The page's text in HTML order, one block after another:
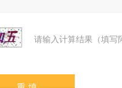
请输入计算结果（填写